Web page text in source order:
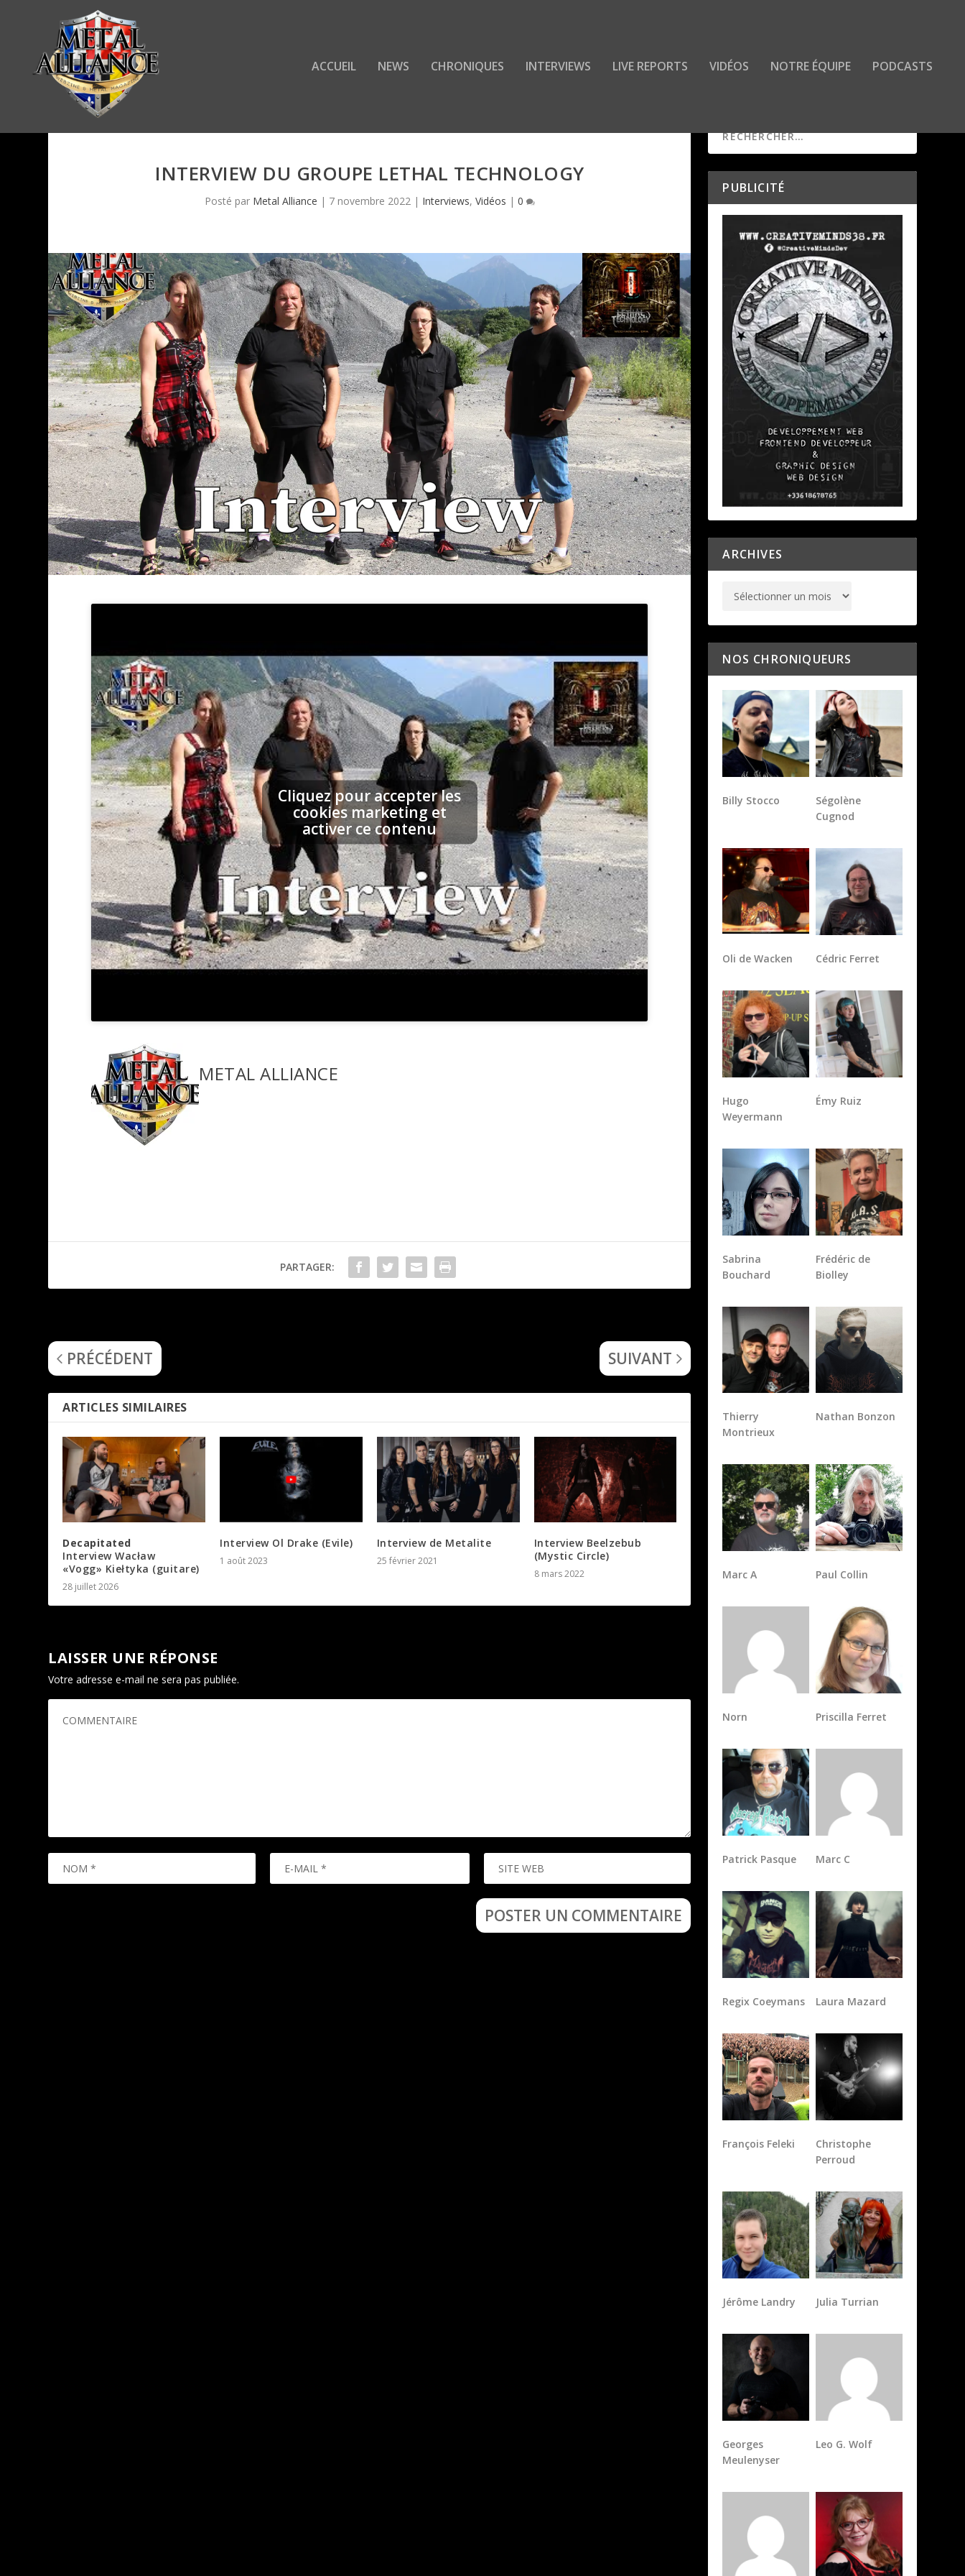
ACCUEIL NEWS CHRONIQUES INTERVIEWS LIVE REPORTS VIDÉOS NOTRE ÉQUIPE PODCASTS
INTERVIEW DU GROUPE LETHAL TECHNOLOGY
Posté par Metal Alliance | 7 novembre 2022| Interviews, Vidéos | 0
Cliquez pour accepter les
cookies marketing et
activer ce contenu
METAL ALLIANCE
PARTAGER:
PRÉCÉDENT SUIVANT
ARTICLES SIMILAIRES
Decapitated
Interview Wacław
«Vogg» Kiełtyka (guitare)
28 juillet 2026
Interview Ol Drake (Evile)
1 août 2023
Interview de Metalite
25 février 2021
Interview Beelzebub
(Mystic Circle)
8 mars 2022
LAISSER UNE RÉPONSE
Votre adresse e-mail ne sera pas publiée.
PUBLICITÉ
ARCHIVES
NOS CHRONIQUEURS
Billy Stocco
Ségolène
Cugnod
Oli de Wacken Cédric Ferret
Hugo
Weyermann
Émy Ruiz
Sabrina
Bouchard
Frédéric de
Biolley
Thierry
Montrieux
Nathan Bonzon
Marc A Paul Collin
Norn Priscilla Ferret
Patrick Pasque Marc C
Regix Coeymans Laura Mazard
François Feleki
Christophe
Perroud
Jérôme Landry Julia Turrian
Georges
Meulenyser
Leo G. Wolf